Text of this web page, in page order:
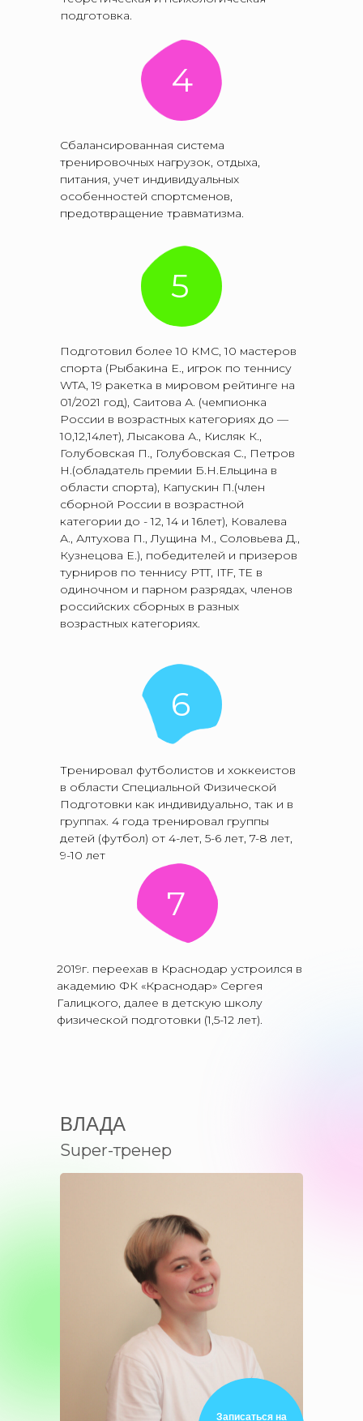
4
5
6
7
2019г. переехав в Краснодар устроился в
академию ФК «Краснодар» Сергея
Галицкого, далее в детскую школу
физической подготовки (1,5-12 лет).
Сбалансированная система
тренировочных нагрузок, отдыха,
питания, учет индивидуальных
особенностей спортсменов,
предотвращение травматизма.
Подготовил более 10 КМС, 10 мастеров
спорта (Рыбакина Е., игрок по теннису
WTA, 19 ракетка в мировом рейтинге на
01/2021 год), Саитова А. (чемпионка
России в возрастных категориях до —
10,12,14лет), Лысакова А., Кисляк К.,
Голубовская П., Голубовская С., Петров
Н.(обладатель премии Б.Н.Ельцина в
области спорта), Капускин П.(член
сборной России в возрастной
категории до - 12, 14 и 16лет), Ковалева
А., Алтухова П., Лущина М., Соловьева Д.,
Кузнецова Е.), победителей и призеров
турниров по теннису РTT, ITF, TE в
одиночном и парном разрядах, членов
российских сборных в разных
возрастных категориях.
Тренировал футболистов и хоккеистов
в области Специальной Физической
Подготовки как индивидуально, так и в
группах. 4 года тренировал группы
детей (футбол) от 4-лет, 5-6 лет, 7-8 лет,
9-10 лет
подготовка.
ВЛАДА
Super-тренер
Записаться на